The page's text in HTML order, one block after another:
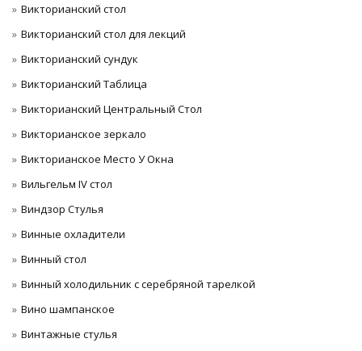
Викторианский стол
Викторианский стол для лекций
Викторианский сундук
Викторианский Таблица
Викторианский Центральный Стол
Викторианское зеркало
Викторианское Место У Окна
Вильгельм IV стол
Виндзор Стулья
Винные охладители
Винный стол
Винный холодильник с серебряной тарелкой
Вино шампанское
Винтажные стулья